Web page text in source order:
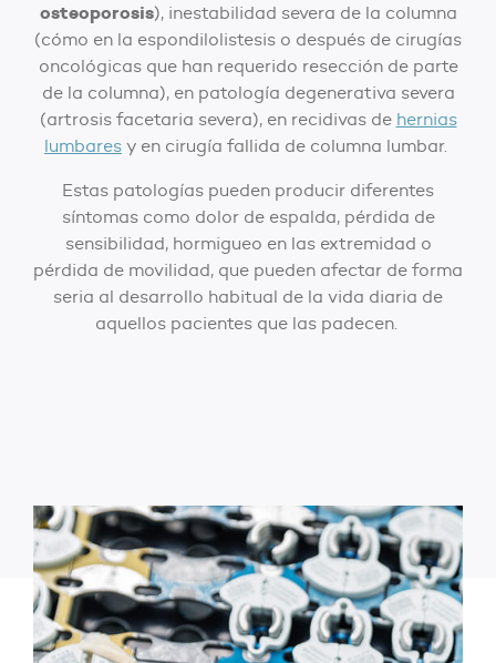
osteoporosis), inestabilidad severa de la columna
(cómo en la espondilolistesis o después de cirugías
oncológicas que han requerido resección de parte
de la columna), en patología degenerativa severa
(artrosis facetaria severa), en recidivas de hernias
lumbares y en cirugía fallida de columna lumbar.
Estas patologías pueden producir diferentes
síntomas como dolor de espalda, pérdida de
sensibilidad, hormigueo en las extremidad o
pérdida de movilidad, que pueden afectar de forma
seria al desarrollo habitual de la vida diaria de
aquellos pacientes que las padecen.